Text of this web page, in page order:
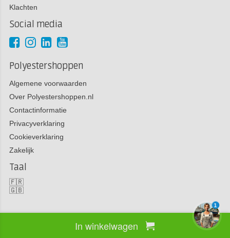
In winkelwagen
Klachten
Social media
Polyestershoppen
Algemene voorwaarden
Over Polyestershoppen.nl
Contactinformatie
Privacyverklaring
Cookieverklaring
Zakelijk
Taal
🇫🇷
🇬🇧
Copyright 2026 Polyestershoppen bv
1